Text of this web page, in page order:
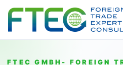
FTEC GMBH- FOREIGN